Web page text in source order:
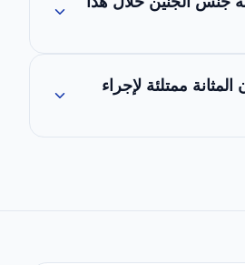
الجنين تسمح بذلك وكنتِ
يستطيع الطبيب إخباركِ.
ممتلئة لإجراء